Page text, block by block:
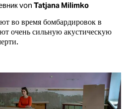
von Tatjana Milimko
во время бомбардировок в
очень сильную акустическую